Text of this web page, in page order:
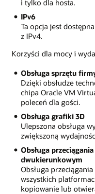
i tylko dla hosta.
IPv6
Ta opcja jest
z IPv4.
Korzyści dla mocy i
Obsługa sprzętu
Dzięki obsłudze
chipa Oracle VM
poleceń dla gości.
Obsługa grafiki 3D
Ulepszona obsługa
zwiększoną
Obsługa
dwukierunkowym
Obsługa
wszystkich
kopiowanie lub